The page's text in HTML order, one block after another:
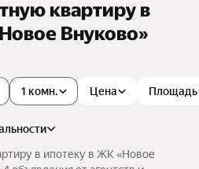
квартиру в
Внуково»
1 комн. Цена Площадь
в ипотеку в ЖК «Новое